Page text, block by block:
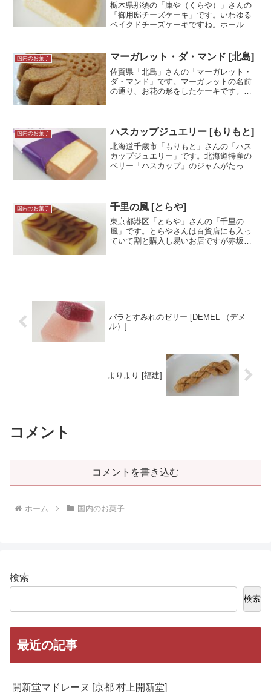
栃木県那須の「庫や（くらや）」さんの
「御用邸チーズケーキ」です。いわゆる
ベイクドチーズケーキですね。ホールで
思います。とても綺麗な見た目をしてい
るのでプレゼントにも良い...＜続きを読
む＞
国内のお菓子 マーガレット・ダ・マンド [北島]
佐賀県「北島」さんの「マーガレット・
ダ・マンド」です。マーガレットの名前
の通り、お花の形をしたケーキです。特
す。この商品は通販でお取...＜続きを読
国内のお菓子 ハスカップジュエリー [もりもと]
北海道千歳市「もりもと」さんの「ハス
カップジュエリー」です。北海道特産の
ベリー「ハスカップ」のジャムがたっぷ
るお菓子です！試食メモそ...＜続きを読
む＞
国内のお菓子 千里の風 [とらや]
東京都港区「とらや」さんの「千里の
風」です。とらやさんは百貨店にも入っ
ていて割と購入し易いお店ですが赤坂店
バラとすみれのゼリー [DEMEL （デメ
ル）]
よりより [福建]
コメント
コメントを書き込む
ホーム 国内のお菓子
検索
検索
最近の記事
開新堂マドレーヌ [京都 村上開新堂]